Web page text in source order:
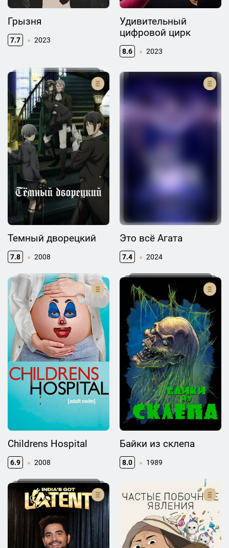
Грызня
7.7 2023
Удивительный
цифровой цирк
8.6 2023
Темный дворецкий
7.8 2008
Это всё Агата
7.4 2024
Childrens Hospital
6.9 2008
Байки из склепа
8.0 1989